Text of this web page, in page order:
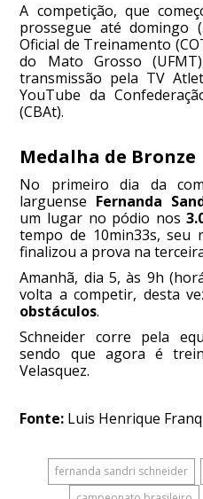
A competição, que
prossegue até domingo
Oficial de Treinamento
do Mato Grosso
transmissão pela TV
YouTube da
(CBAt).
Medalha de Bronze
No primeiro dia da
larguense Fernanda
um lugar no pódio nos
tempo de 10min33s, seu
finalizou a prova na
Amanhã, dia 5, às 9h
volta a competir, desta
obstáculos.
Schneider corre pela
sendo que agora é
Velasquez.
Fonte: Luis Henrique
fernanda sandri schneider